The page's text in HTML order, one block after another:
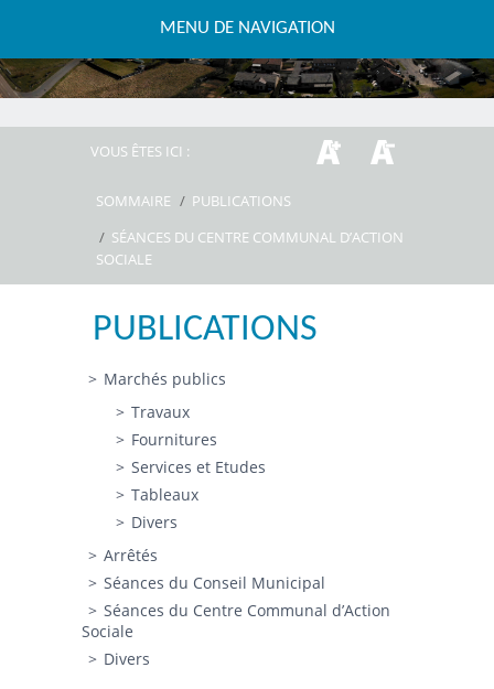
MENU DE NAVIGATION
VOUS ÊTES ICI :
SOMMAIRE / PUBLICATIONS
/ SÉANCES DU CENTRE COMMUNAL D’ACTION
SOCIALE
PUBLICATIONS
Marchés publics
Travaux
Fournitures
Services et Etudes
Tableaux
Divers
Arrêtés
Séances du Conseil Municipal
Séances du Centre Communal d’Action
Sociale
Divers